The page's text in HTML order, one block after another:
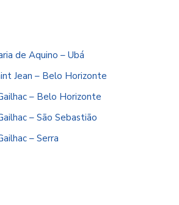
de Aquino – Ubá
Jean – Belo Horizonte
– Belo Horizonte
– São Sebastião
– Serra